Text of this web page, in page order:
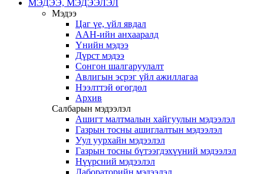
МЭДЭЭ, МЭДЭЭЛЭЛ
Мэдээ
Цаг үе, үйл явдал
ААН-ийн анхааралд
Үнийн мэдээ
Дүрст мэдээ
Сонгон шалгаруулалт
Авлигын эсрэг үйл ажиллагаа
Нээлттэй өгөгдөл
Архив
Салбарын мэдээлэл
Ашигт малтмалын хайгуулын мэдээлэл
Газрын тосны ашиглалтын мэдээлэл
Уул уурхайн мэдээлэл
Газрын тосны бүтээгдэхүүний мэдээлэл
Нүүрсний мэдээлэл
Лабораторийн мэдээлэл